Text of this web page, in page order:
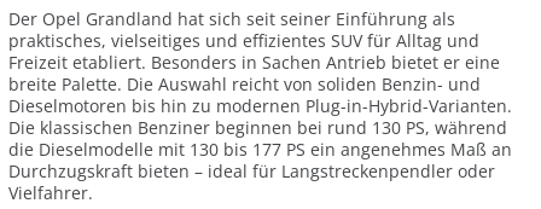
Der Opel Grandland hat sich seit seiner Einführung als
praktisches, vielseitiges und effizientes SUV für Alltag und
Freizeit etabliert. Besonders in Sachen Antrieb bietet er eine
breite Palette. Die Auswahl reicht von soliden Benzin- und
Dieselmotoren bis hin zu modernen Plug-in-Hybrid-Varianten.
Die klassischen Benziner beginnen bei rund 130 PS, während
die Dieselmodelle mit 130 bis 177 PS ein angenehmes Maß an
Durchzugskraft bieten – ideal für Langstreckenpendler oder
Vielfahrer.